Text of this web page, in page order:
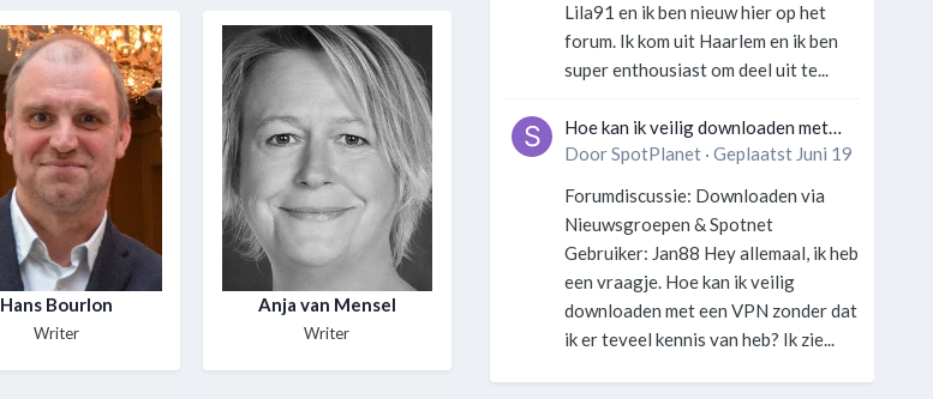
Hans Bourlon
Writer
Anja van Mensel
Writer
Lila91 en ik ben nieuw hier op het
forum. Ik kom uit Haarlem en ik ben
super enthousiast om deel uit te...
Hoe kan ik veilig downloaden met
een VPN zonder technische kennis?
DoorSpotPlanet· Geplaatst Juni 19
Forumdiscussie: Downloaden via
Nieuwsgroepen & Spotnet
Gebruiker: Jan88 Hey allemaal, ik heb
een vraagje. Hoe kan ik veilig
downloaden met een VPN zonder dat
ik er teveel kennis van heb? Ik zie...